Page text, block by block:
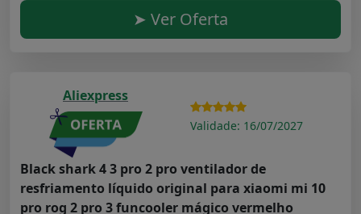
➤ Ver Oferta
Aliexpress
Validade: 16/07/2027
Black shark 4 3 pro 2 pro ventilador de
resfriamento líquido original para xiaomi mi 10
pro rog 2 pro 3 funcooler mágico vermelho